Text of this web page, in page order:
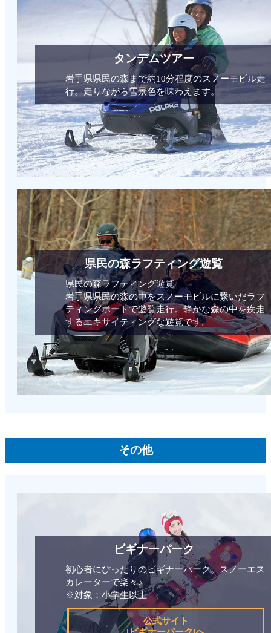
タンデムツアー
岩手県県民の森まで約10分程度のスノーモビル走
行。走りながら雪景色を味わえます。
県民の森ラフティング遊覧
県民の森ラフティング遊覧
岩手県県民の森の中をスノーモビルに繋いだラフ
ティングボートで遊覧走行。静かな森の中を疾走
するエキサイティングな遊覧です。
その他
ビギナーパーク
初心者にぴったりのビギナーパーク。スノーエス
カレーターで楽々♪
※対象：小学生以上
公式サイト